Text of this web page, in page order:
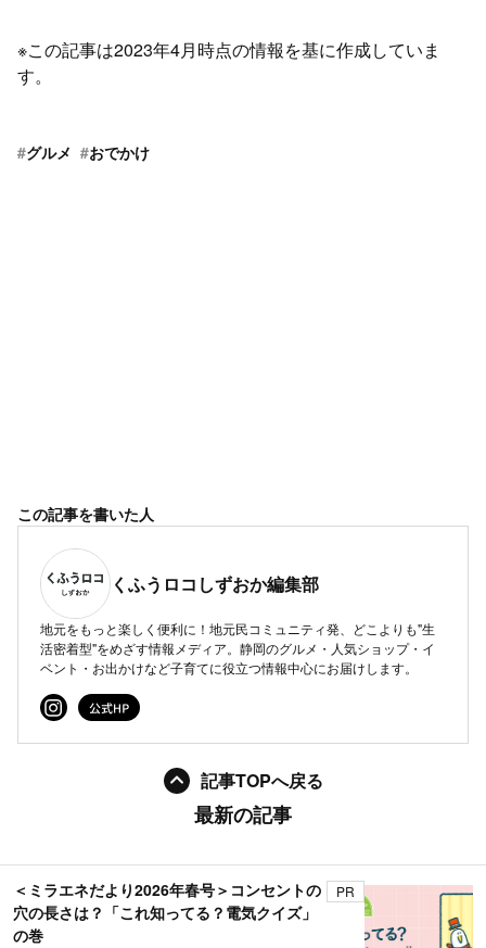
※この記事は2023年4月時点の情報を基に作成していま
す。
#グルメ #おでかけ
この記事を書いた人
くふうロコしずおか編集部
地元をもっと楽しく便利に！地元民コミュニティ発、どこよりも"生
活密着型"をめざす情報メディア。静岡のグルメ・人気ショップ・イ
ベント・お出かけなど子育てに役立つ情報中心にお届けします。
記事TOPへ戻る
最新の記事
＜ミラエネだより2026年春号＞コンセントの
穴の長さは？「これ知ってる？電気クイズ」
の巻
PR